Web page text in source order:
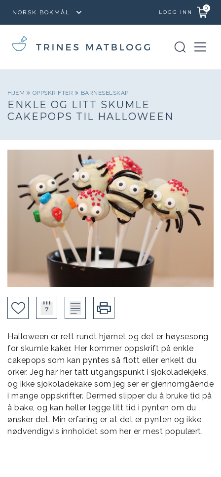
LOGG INN
0
HJEM OPPSKRIFTER BARNESELSKAP
ENKLE OG LITT SKUMLE
CAKEPOPS TIL HALLOWEEN
Halloween er rett rundt hjørnet og det er høysesong
for skumle kaker. Her kommer oppskrift på enkle
cakepops som kan pyntes så flott eller enkelt du
orker. Jeg har her tatt utgangspunkt i sjokoladekjeks,
og ikke sjokoladekake som jeg ser er gjennomgående
i mange oppskrifter. Dermed slipper du å bruke tid på
å bake, og kan heller legge litt tid i pynten om du
ønsker det. Min erfaring er at det er pynten og ikke
nødvendigvis innholdet som her er mest populært.